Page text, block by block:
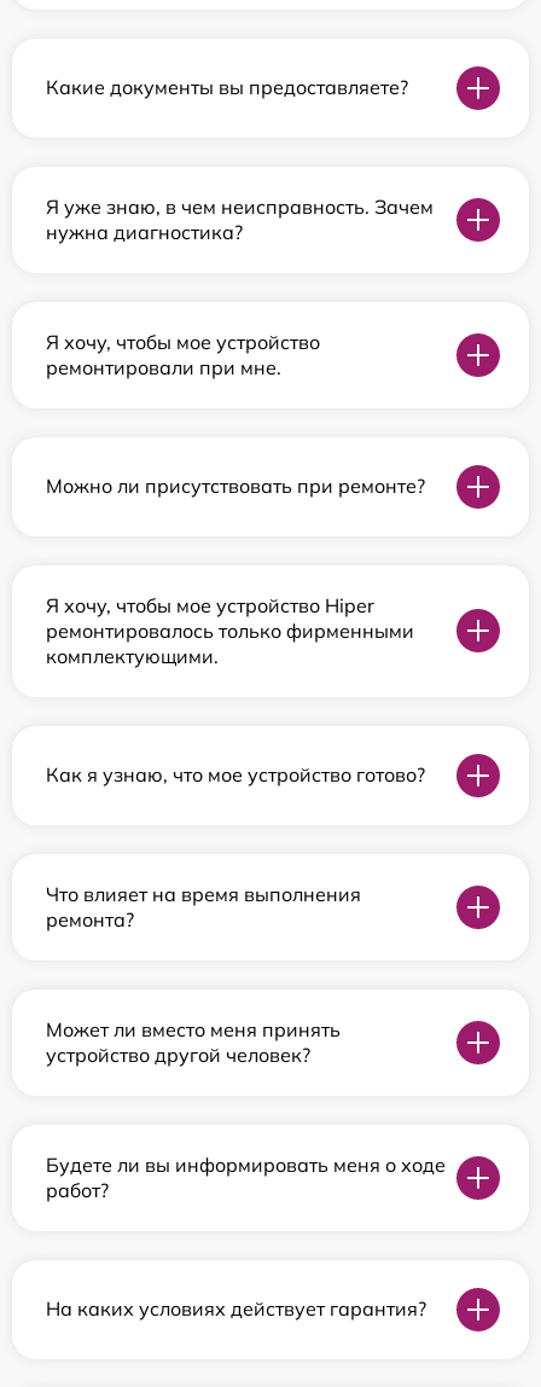
Какие документы вы предоставляете?
Я уже знаю, в чем неисправность. Зачем
нужна диагностика?
Я хочу, чтобы мое устройство
ремонтировали при мне.
Можно ли присутствовать при ремонте?
Я хочу, чтобы мое устройство Hiper
ремонтировалось только фирменными
комплектующими.
Как я узнаю, что мое устройство готово?
Что влияет на время выполнения
ремонта?
Может ли вместо меня принять
устройство другой человек?
Будете ли вы информировать меня о ходе
работ?
На каких условиях действует гарантия?